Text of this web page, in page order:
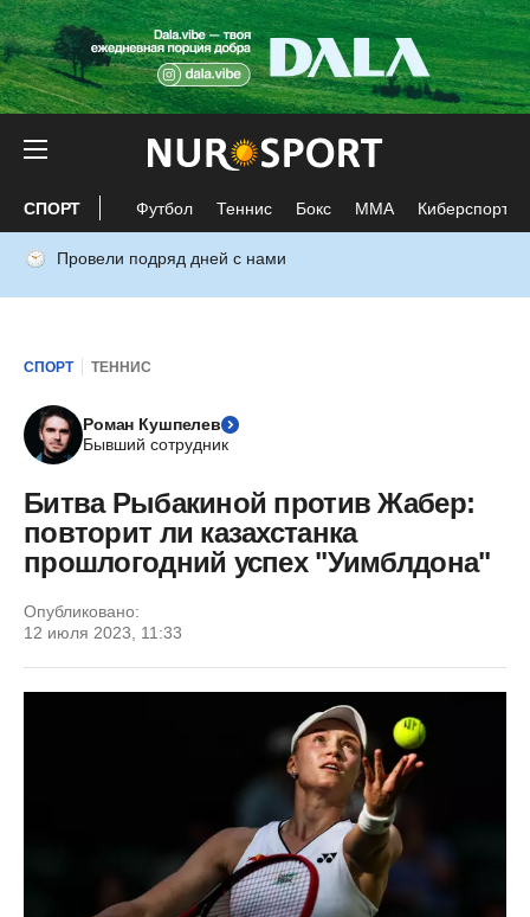
СПОРТ Футбол Теннис Бокс ММА Киберспорт
Провели подряд дней с нами
СПОРТ ТЕННИС
Роман Кушпелев
Бывший сотрудник
Битва Рыбакиной против Жабер:
повторит ли казахстанка
прошлогодний успех "Уимблдона"
Опубликовано:
12 июля 2023, 11:33